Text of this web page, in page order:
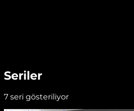
Seriler
7 seri gösteriliyor